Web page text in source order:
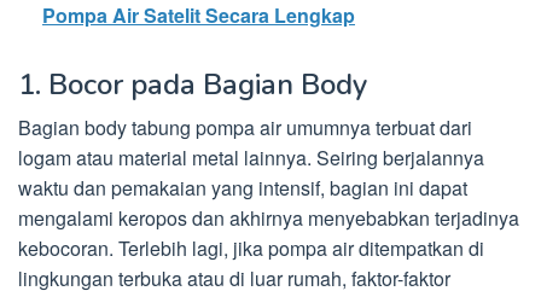
Pompa Air Satelit Secara Lengkap
1. Bocor pada Bagian Body
Bagian body tabung pompa air umumnya terbuat dari
logam atau material metal lainnya. Seiring berjalannya
waktu dan pemakaian yang intensif, bagian ini dapat
mengalami keropos dan akhirnya menyebabkan terjadinya
kebocoran. Terlebih lagi, jika pompa air ditempatkan di
lingkungan terbuka atau di luar rumah, faktor-faktor